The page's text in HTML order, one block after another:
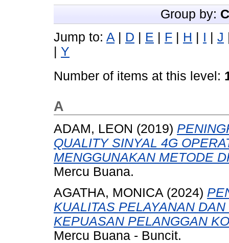
Group by:
Jump to: A D E F H I J
Y
Number of items at this level:
A
ADAM, LEON (2019)
QUALITY SINYAL 4G
MENGGUNAKAN METODE
Mercu Buana.
AGATHA, MONICA (2024)
KUALITAS PELAYANAN
KEPUASAN PELANGGAN
Mercu Buana - Buncit.